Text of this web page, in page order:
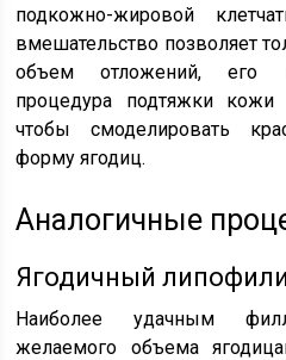
подкожно-жировой
вмешательство позволяет
объем отложений, его
процедура подтяжки
чтобы смоделировать
форму ягодиц.
Аналогичные
Ягодичный
Наиболее удачным
желаемого объема